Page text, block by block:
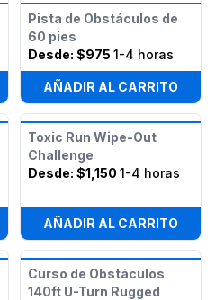
Pista de Obstáculos de
60 pies
Desde: $975 1-4 horas
AÑADIR AL CARRITO
Toxic Run Wipe-Out
Challenge
Desde: $1,150 1-4 horas
AÑADIR AL CARRITO
Curso de Obstáculos
140ft U-Turn Rugged